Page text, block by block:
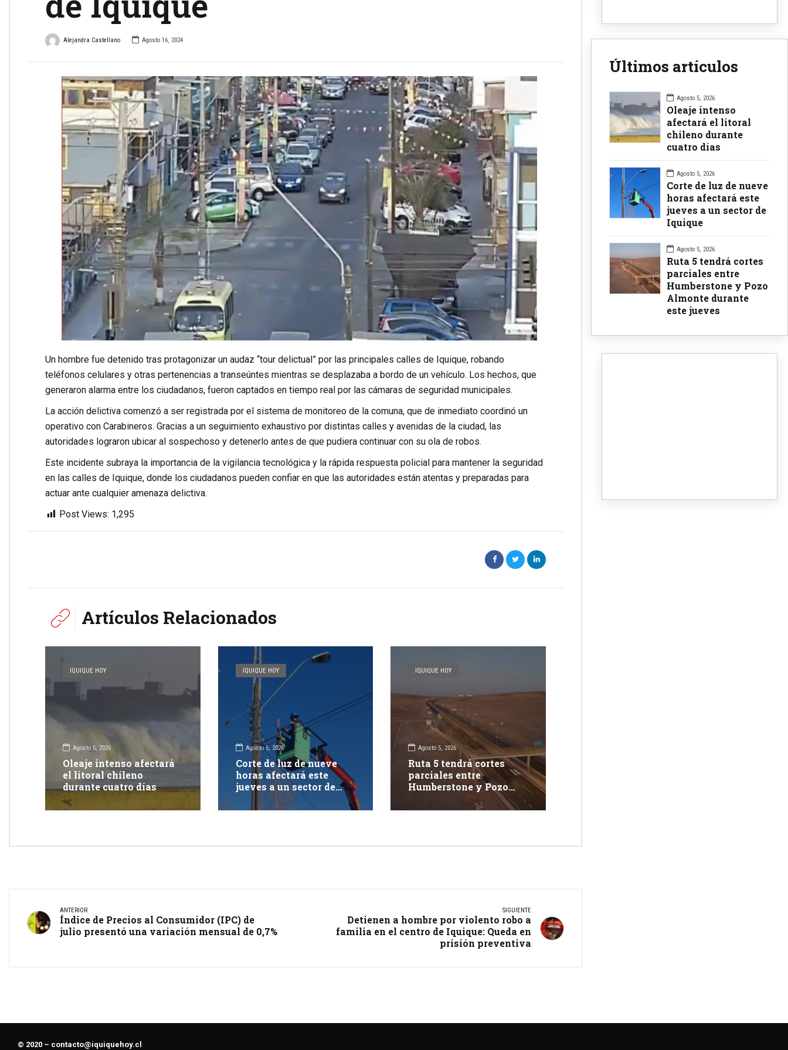
Alejandra Castellano Agosto 16, 2024
Un hombre fue detenido tras protagonizar un audaz “tour delictual” por las principales calles de Iquique, robando
teléfonos celulares y otras pertenencias a transeúntes mientras se desplazaba a bordo de un vehículo. Los hechos, que
generaron alarma entre los ciudadanos, fueron captados en tiempo real por las cámaras de seguridad municipales.
La acción delictiva comenzó a ser registrada por el sistema de monitoreo de la comuna, que de inmediato coordinó un
operativo con Carabineros. Gracias a un seguimiento exhaustivo por distintas calles y avenidas de la ciudad, las
autoridades lograron ubicar al sospechoso y detenerlo antes de que pudiera continuar con su ola de robos.
Este incidente subraya la importancia de la vigilancia tecnológica y la rápida respuesta policial para mantener la seguridad
en las calles de Iquique, donde los ciudadanos pueden confiar en que las autoridades están atentas y preparadas para
actuar ante cualquier amenaza delictiva.
Post Views: 1,295
Artículos Relacionados
IQUIQUE HOY
Agosto 5, 2026
Oleaje intenso afectará
el litoral chileno
durante cuatro días
IQUIQUE HOY
Agosto 5, 2026
Corte de luz de nueve
horas afectará este
jueves a un sector de
IQUIQUE HOY
Agosto 5, 2026
Ruta 5 tendrá cortes
parciales entre
Humberstone y Pozo
Almonte durante este
jueves
ANTERIOR
Índice de Precios al Consumidor (IPC) de
julio presentó una variación mensual de 0,7%
SIGUIENTE
Detienen a hombre por violento robo a
familia en el centro de Iquique: Queda en
prisión preventiva
Últimos artículos
Agosto 5, 2026
Oleaje intenso
afectará el litoral
chileno durante
cuatro días
Agosto 5, 2026
Corte de luz de nueve
horas afectará este
jueves a un sector de
Iquique
Agosto 5, 2026
Ruta 5 tendrá cortes
parciales entre
Humberstone y Pozo
Almonte durante
este jueves
© 2020 – contacto@iquiquehoy.cl